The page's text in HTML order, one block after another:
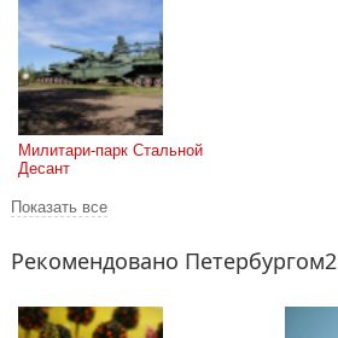
Милитари-парк Стальной
Десант
Показать все
Рекомендовано Петербургом2